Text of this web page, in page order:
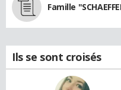
Famille
Ils se sont croisés